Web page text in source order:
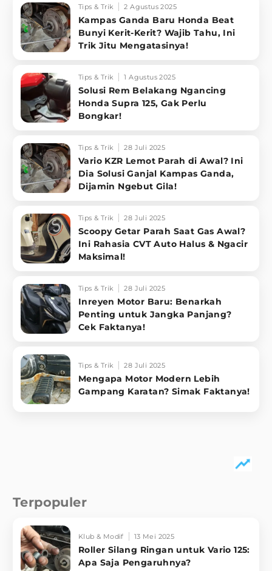
Tips & Trik 2 Agustus 2025
Kampas Ganda Baru Honda Beat
Bunyi Kerit-Kerit? Wajib Tahu, Ini
Trik Jitu Mengatasinya!
Tips & Trik 1 Agustus 2025
Solusi Rem Belakang Ngancing
Honda Supra 125, Gak Perlu
Bongkar!
Tips & Trik 28 Juli 2025
Vario KZR Lemot Parah di Awal? Ini
Dia Solusi Ganjal Kampas Ganda,
Dijamin Ngebut Gila!
Tips & Trik 28 Juli 2025
Scoopy Getar Parah Saat Gas Awal?
Ini Rahasia CVT Auto Halus & Ngacir
Maksimal!
Tips & Trik 28 Juli 2025
Inreyen Motor Baru: Benarkah
Penting untuk Jangka Panjang?
Cek Faktanya!
Tips & Trik 28 Juli 2025
Mengapa Motor Modern Lebih
Gampang Karatan? Simak Faktanya!
Terpopuler
Klub & Modif 13 Mei 2025
Roller Silang Ringan untuk Vario 125:
Apa Saja Pengaruhnya?